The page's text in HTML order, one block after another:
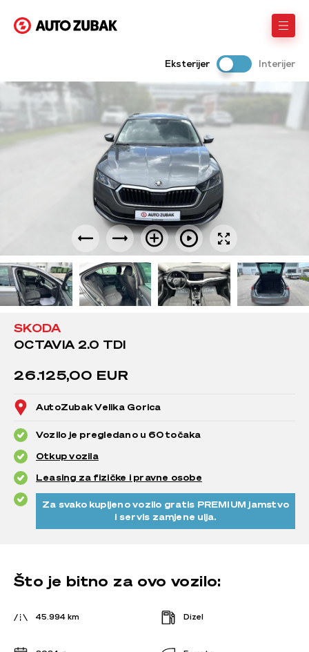
Eksterijer Interijer
SKODA
OCTAVIA 2.0 TDI
26.125,00 EUR
AutoZubak Velika Gorica
Vozilo je pregledano u 60 točaka
Otkup vozila
Leasing za fizičke i pravne osobe
Za svako kupljeno vozilo gratis PREMIUM jamstvo
i servis zamjene ulja.
Što je bitno za ovo vozilo:
45.994 km Dizel